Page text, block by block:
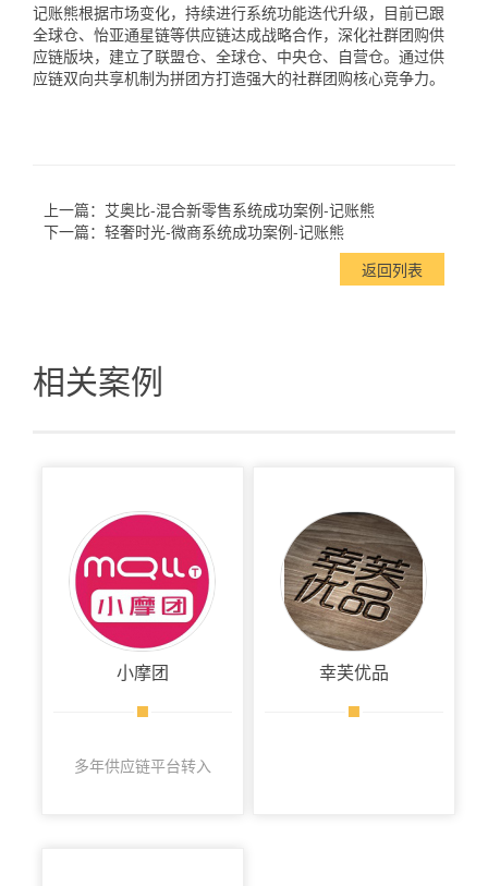
记账熊根据市场变化，持续进行系统功能迭代升级，目前已跟
全球仓、怡亚通星链等供应链达成战略合作，深化社群团购供
应链版块，建立了联盟仓、全球仓、中央仓、自营仓。通过供
应链双向共享机制为拼团方打造强大的社群团购核心竞争力。
上一篇： 艾奥比-混合新零售系统成功案例-记账熊
下一篇： 轻奢时光-微商系统成功案例-记账熊
返回列表
相关案例
小摩团
多年供应链平台转入
幸芙优品